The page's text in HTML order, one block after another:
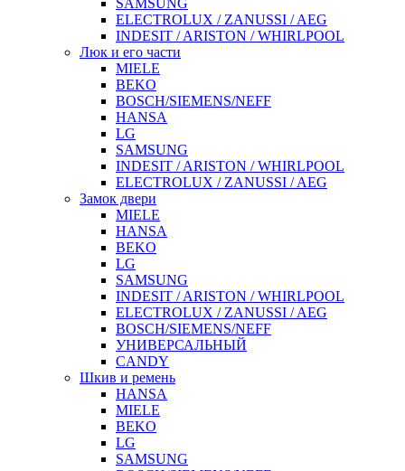
SAMSUNG
ELECTROLUX / ZANUSSI / AEG
INDESIT / ARISTON / WHIRLPOOL
Люк и его части
MIELE
BEKO
BOSCH/SIEMENS/NEFF
HANSA
LG
SAMSUNG
INDESIT / ARISTON / WHIRLPOOL
ELECTROLUX / ZANUSSI / AEG
Замок двери
MIELE
HANSA
BEKO
LG
SAMSUNG
INDESIT / ARISTON / WHIRLPOOL
ELECTROLUX / ZANUSSI / AEG
BOSCH/SIEMENS/NEFF
УНИВЕРСАЛЬНЫЙ
CANDY
Шкив и ремень
HANSA
MIELE
BEKO
LG
SAMSUNG